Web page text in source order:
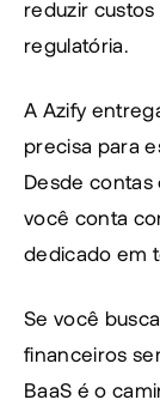
reduzir
regulatória.
A Azify
precisa para
Desde
você conta
dedicado em
Se você
financeiros
BaaS é o